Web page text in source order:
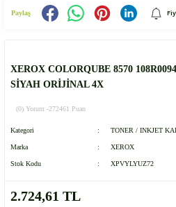
Paylaş
XEROX COLORQUBE 8570
SİYAH ORİJİNAL 4X
(0) Yorum -272461 Puan
Kategori TONER / INKJET
Marka XEROX
Stok Kodu XPVYLYUZ72
2.724,61 TL